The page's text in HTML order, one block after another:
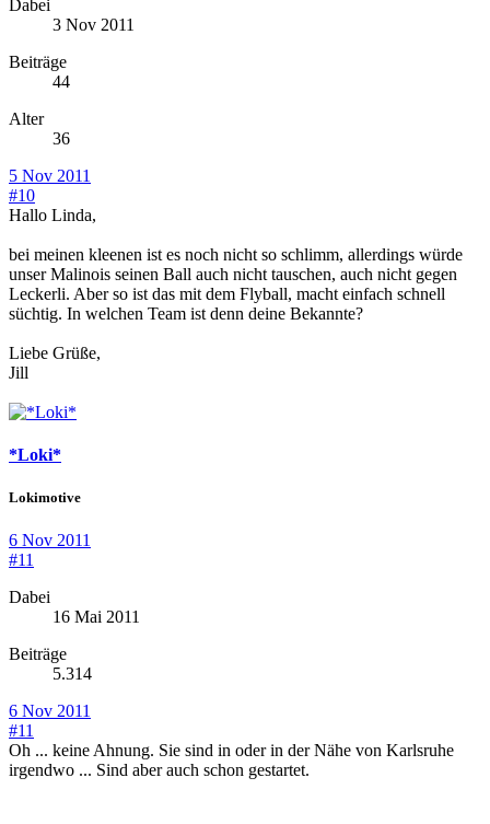
Dabei
3 Nov 2011
Beiträge
44
Alter
36
5 Nov 2011
#10
Hallo Linda,
bei meinen kleenen ist es noch nicht so schlimm, allerdings würde
unser Malinois seinen Ball auch nicht tauschen, auch nicht gegen
Leckerli. Aber so ist das mit dem Flyball, macht einfach schnell
süchtig. In welchen Team ist denn deine Bekannte?
Liebe Grüße,
Jill
*Loki*
Lokimotive
6 Nov 2011
#11
Dabei
16 Mai 2011
Beiträge
5.314
6 Nov 2011
#11
Oh ... keine Ahnung. Sie sind in oder in der Nähe von Karlsruhe
irgendwo ... Sind aber auch schon gestartet.